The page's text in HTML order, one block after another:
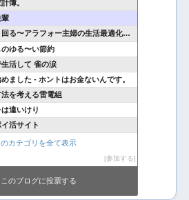
簿。
輩
る〜アラフォー主婦の生活最適化日記
ゆる〜い節約
活して 雀の涙
ました - ホントはお金ないんです。
を考える雷電組
違いけり
活サイト
のカテゴリを全て表示
参加する
このブログに投票する